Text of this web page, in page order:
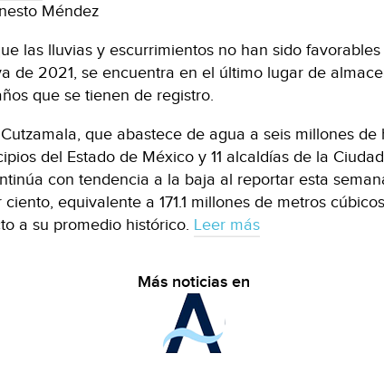
Méndez
las lluvias y escurrimientos no han sido
de 2021, se encuentra en el último lugar de
que se tienen de registro.
que abastece de agua a seis millones de
del Estado de México y 11 alcaldías de la
con tendencia a la baja al reportar esta
ciento, equivalente a 171.1 millones de metros
a su promedio histórico. Leer más
Más noticias en